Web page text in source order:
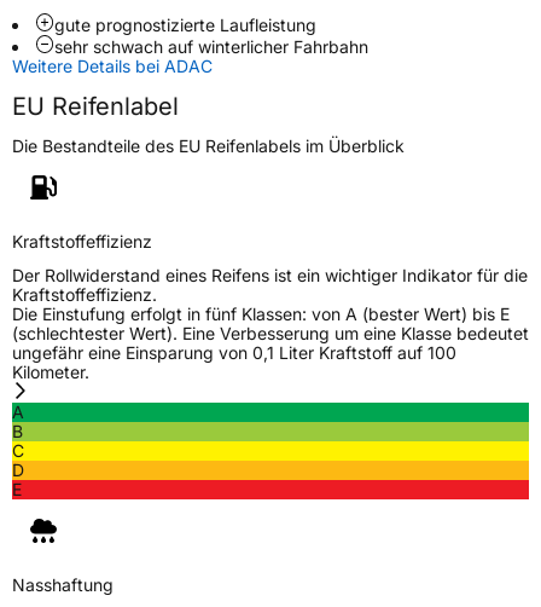
Weitere Eigenschaften
SchlauchtypTL
ZustandNeureifen
M+S
EffizienzD
Nasshaftung C
Rollgeräusch (Klasse)
FahrzeugklasseC1
3PMSF / Schneeflockensymbol / Alpine-Symbol
gute prognostizierte Laufleistung
sehr schwach auf winterlicher Fahrbahn
Weitere Details bei ADAC
EU Reifenlabel
Die Bestandteile des EU Reifenlabels im Überblick
Kraftstoffeffizienz
Der Rollwiderstand eines Reifens ist ein wichtiger Indikator für die
Kraftstoffeffizienz.
Die Einstufung erfolgt in fünf Klassen: von A (bester Wert) bis E
(schlechtester Wert). Eine Verbesserung um eine Klasse bedeutet
ungefähr eine Einsparung von 0,1 Liter Kraftstoff auf 100
Kilometer.
A
B
C
D
E
Nasshaftung